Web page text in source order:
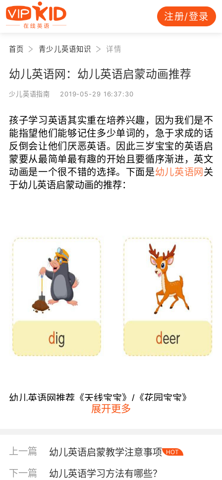
注册/登录
首页 青少儿英语知识 详情
幼儿英语网：幼儿英语启蒙动画推荐
少儿英语指南 2019-05-29 16:37:30
孩子学习英语其实重在培养兴趣，因为我们是不
能指望他们能够记住多少单词的，急于求成的话
反倒会让他们厌恶英语。因此三岁宝宝的英语启
蒙要从最简单最有趣的开始且要循序渐进，英文
动画是一个很不错的选择。下面是幼儿英语网关
于幼儿英语启蒙动画的推荐：
幼儿英语网推荐《天线宝宝》/《花园宝宝》
宝宝》有两个元素，一是“幻想园地”二是“真实记
录”。而《花园宝宝》是BBC专门为1~4岁对策儿
童合计的一个儿童节目系列，也是由曾经制作天
展开更多
上一篇 幼儿英语启蒙教学注意事项 HOT
下一篇 幼儿英语学习方法有哪些？